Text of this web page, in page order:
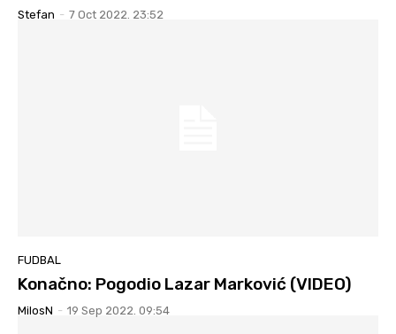
Stefan - 7 Oct 2022. 23:52
FUDBAL
Konačno: Pogodio Lazar Marković (VIDEO)
MilosN - 19 Sep 2022. 09:54